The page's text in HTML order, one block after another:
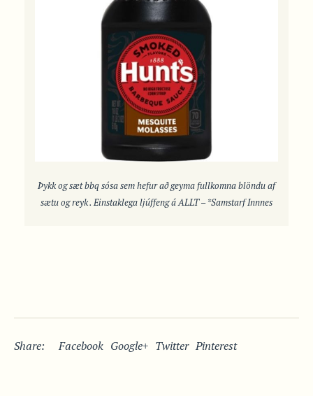
Þykk og sæt bbq sósa sem hefur að geyma fullkomna blöndu af
sætu og reyk . Einstaklega ljúffeng á ALLT – *Samstarf Innnes
Share: Facebook Google+ Twitter Pinterest